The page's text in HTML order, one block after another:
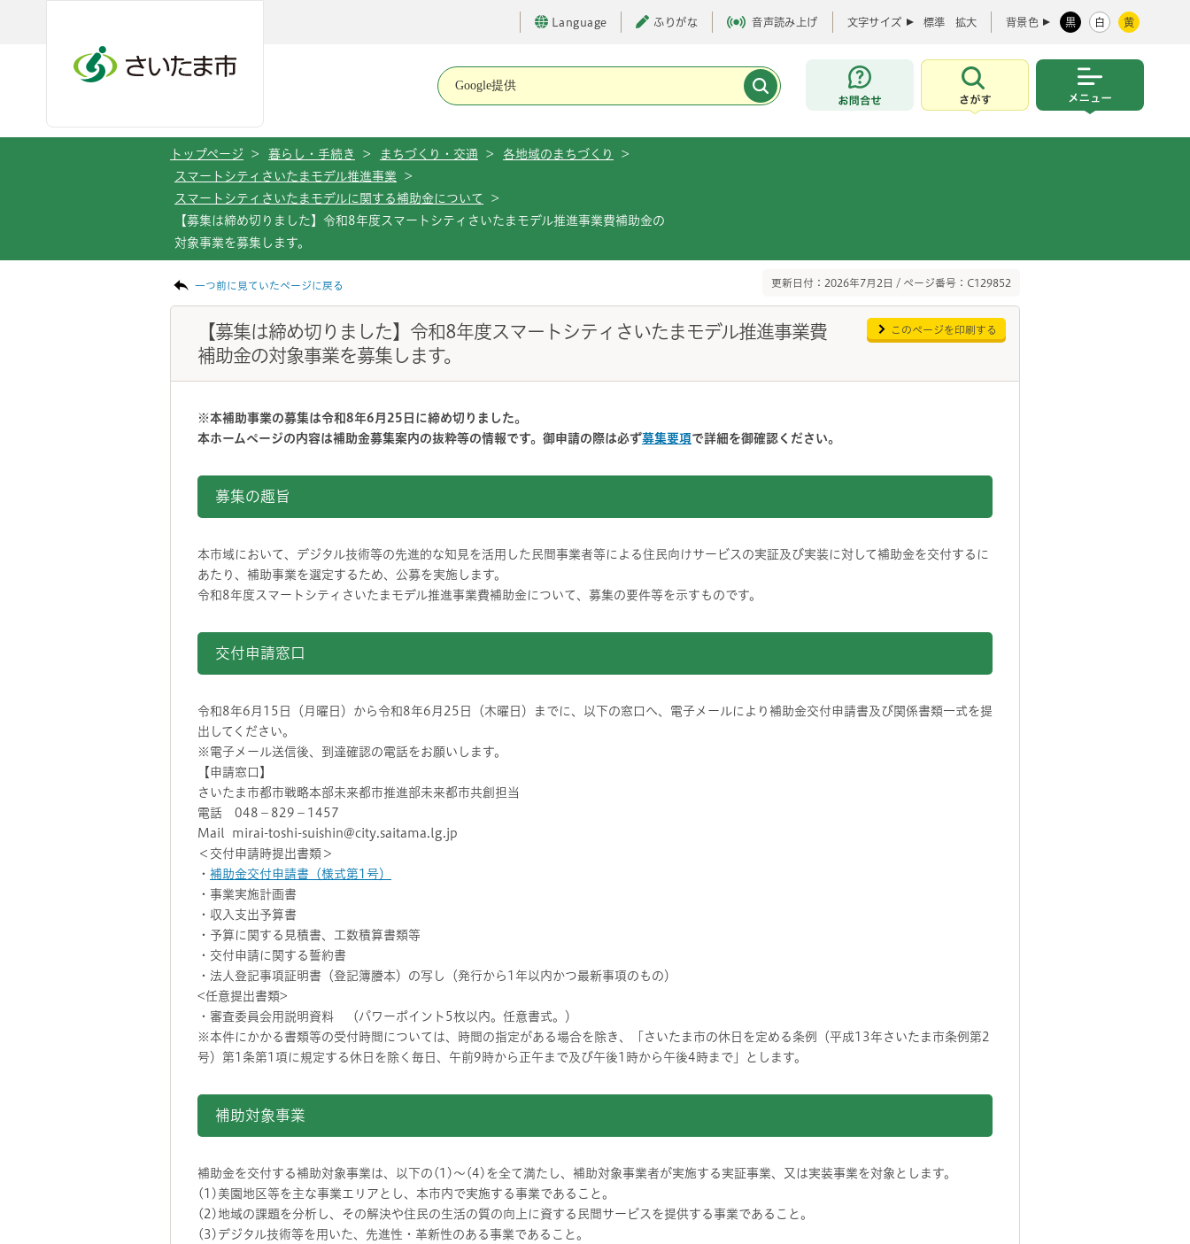
Language ふりがな 音声読み上げ 文字サイズ 標準 拡大 背景色 黒 白 黄
お問合せ
さがす
トップページ > 暮らし・手続き > まちづくり・交通 > 各地域のまちづくり
>
スマートシティさいたまモデル推進事業
>
スマートシティさいたまモデルに関する補助金について
>
【募集は締め切りました】令和8年度スマートシティさいたまモデル推進事業費補助金の
対象事業を募集します。
一つ前に見ていたページに戻る 更新日付：2026年7月2日 / ページ番号：C129852
【募集は締め切りました】令和8年度スマートシティさいたまモデル推進事業費
補助金の対象事業を募集します。
このページを印刷する
※本補助事業の募集は令和8年6月25日に締め切りました。
本ホームページの内容は補助金募集案内の抜粋等の情報です。御申請の際は必ず募集要項 で詳細を御確認ください。
募集の趣旨
本市域において、デジタル技術等の先進的な知見を活用した民間事業者等による住民向けサービスの実証及び実装に対して補助金を交付するに
あたり、補助事業を選定するため、公募を実施します。
令和8年度スマートシティさいたまモデル推進事業費補助金について、募集の要件等を示すものです。
交付申請窓口
令和8年6月15日（月曜日）から令和8年6月25日（木曜日）までに、以下の窓口へ、電子メールにより補助金交付申請書及び関係書類一式を提
出してください。
※電子メール送信後、到達確認の電話をお願いします。
【申請窓口】
さいたま市都市戦略本部未来都市推進部未来都市共創担当
電話 048－829－1457
Mail mirai-toshi-suishin@city.saitama.lg.jp
＜交付申請時提出書類＞
・ 補助金交付申請書（様式第1号）
・事業実施計画書
・収入支出予算書
・予算に関する見積書、工数積算書類等
・交付申請に関する誓約書
・法人登記事項証明書（登記簿謄本）の写し（発行から1年以内かつ最新事項のもの）
<任意提出書類>
・審査委員会用説明資料 （パワーポイント5枚以内。任意書式。）
※本件にかかる書類等の受付時間については、時間の指定がある場合を除き、「さいたま市の休日を定める条例（平成13年さいたま市条例第2
号）第1条第1項に規定する休日を除く毎日、午前9時から正午まで及び午後1時から午後4時まで」とします。
補助対象事業
補助金を交付する補助対象事業は、以下の(1)～(4)を全て満たし、補助対象事業者が実施する実証事業、又は実装事業を対象とします。
(1)美園地区等を主な事業エリアとし、本市内で実施する事業であること。
(2)地域の課題を分析し、その解決や住民の生活の質の向上に資する民間サービスを提供する事業であること。
(3)デジタル技術等を用いた、先進性・革新性のある事業であること。